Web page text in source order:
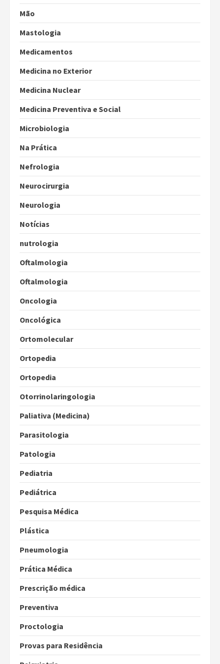
Mão
Mastologia
Medicamentos
Medicina no Exterior
Medicina Nuclear
Medicina Preventiva e Social
Microbiologia
Na Prática
Nefrologia
Neurocirurgia
Neurologia
Notícias
nutrologia
Oftalmologia
Oftalmologia
Oncologia
Oncológica
Ortomolecular
Ortopedia
Ortopedia
Otorrinolaringologia
Paliativa (Medicina)
Parasitologia
Patologia
Pediatria
Pediátrica
Pesquisa Médica
Plástica
Pneumologia
Prática Médica
Prescrição médica
Preventiva
Proctologia
Provas para Residência